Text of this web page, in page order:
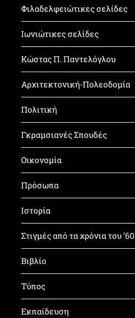
Φιλαδελφειώτικες σελίδες
Ιωνιώτικες σελίδες
Κώστας Π. Παντελόγλου
Αρχιτεκτονική-Πολεοδομία
Πολιτική
Γκραμσιανές Σπουδές
Οικονομία
Πρόσωπα
Ιστορία
Στιγμές από τα χρόνια του ’60
Βιβλίο
Τύπος
Εκπαίδευση